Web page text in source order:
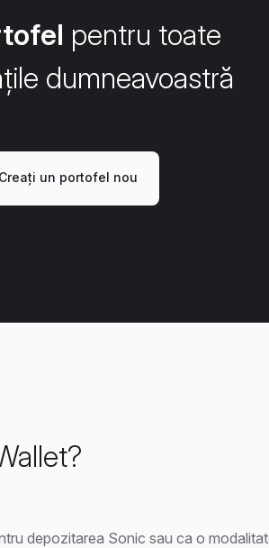
pentru toate
dumneavoastră
Creați un portofel nou
depozitarea Sonic sau ca o